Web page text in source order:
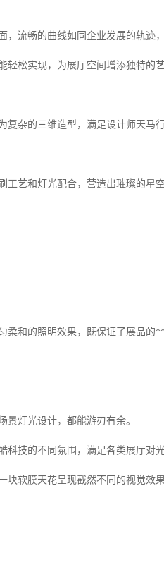
流畅的曲线如同企业发展的轨迹
松实现，为展厅空间增添独特的
杂的三维造型，满足设计师天马行
艺和灯光配合，营造出璀璨的星
和的照明效果，既保证了展品的
灯光设计，都能游刃有余。
技的不同氛围，满足各类展厅对
软膜天花呈现截然不同的视觉效